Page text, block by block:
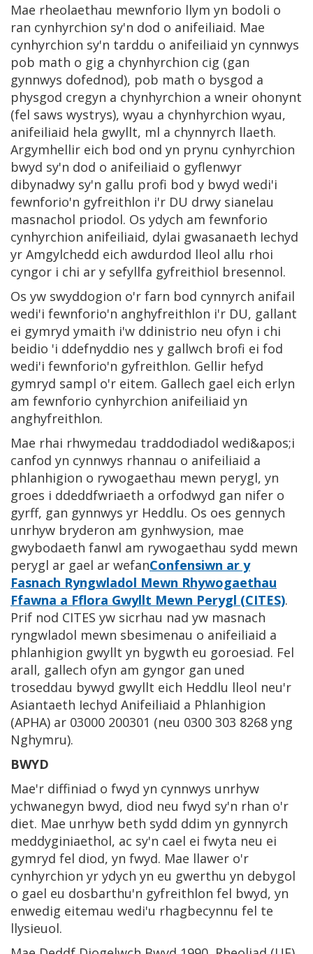
Mae rheolaethau mewnforio llym yn bodoli o
ran cynhyrchion sy'n dod o anifeiliaid. Mae
cynhyrchion sy'n tarddu o anifeiliaid yn cynnwys
pob math o gig a chynhyrchion cig (gan
gynnwys dofednod), pob math o bysgod a
physgod cregyn a chynhyrchion a wneir ohonynt
(fel saws wystrys), wyau a chynhyrchion wyau,
anifeiliaid hela gwyllt, ml a chynnyrch llaeth.
Argymhellir eich bod ond yn prynu cynhyrchion
bwyd sy'n dod o anifeiliaid o gyflenwyr
dibynadwy sy'n gallu profi bod y bwyd wedi'i
fewnforio'n gyfreithlon i'r DU drwy sianelau
masnachol priodol. Os ydych am fewnforio
cynhyrchion anifeiliaid, dylai gwasanaeth Iechyd
yr Amgylchedd eich awdurdod lleol allu rhoi
cyngor i chi ar y sefyllfa gyfreithiol bresennol.
Os yw swyddogion o'r farn bod cynnyrch anifail
wedi'i fewnforio'n anghyfreithlon i'r DU, gallant
ei gymryd ymaith i'w ddinistrio neu ofyn i chi
beidio 'i ddefnyddio nes y gallwch brofi ei fod
wedi'i fewnforio'n gyfreithlon. Gellir hefyd
gymryd sampl o'r eitem. Gallech gael eich erlyn
am fewnforio cynhyrchion anifeiliaid yn
anghyfreithlon.
Mae rhai rhwymedau traddodiadol wedi&apos;i
canfod yn cynnwys rhannau o anifeiliaid a
phlanhigion o rywogaethau mewn perygl, yn
groes i ddeddfwriaeth a orfodwyd gan nifer o
gyrff, gan gynnwys yr Heddlu. Os oes gennych
unrhyw bryderon am gynhwysion, mae
gwybodaeth fanwl am rywogaethau sydd mewn
perygl ar gael ar wefanConfensiwn ar y
Fasnach Ryngwladol Mewn Rhywogaethau
Ffawna a Fflora Gwyllt Mewn Perygl (CITES).
Prif nod CITES yw sicrhau nad yw masnach
ryngwladol mewn sbesimenau o anifeiliaid a
phlanhigion gwyllt yn bygwth eu goroesiad. Fel
arall, gallech ofyn am gyngor gan uned
troseddau bywyd gwyllt eich Heddlu lleol neu'r
Asiantaeth Iechyd Anifeiliaid a Phlanhigion
(APHA) ar 03000 200301 (neu 0300 303 8268 yng
Nghymru).
BWYD
Mae'r diffiniad o fwyd yn cynnwys unrhyw
ychwanegyn bwyd, diod neu fwyd sy'n rhan o'r
diet. Mae unrhyw beth sydd ddim yn gynnyrch
meddyginiaethol, ac sy'n cael ei fwyta neu ei
gymryd fel diod, yn fwyd. Mae llawer o'r
cynhyrchion yr ydych yn eu gwerthu yn debygol
o gael eu dosbarthu'n gyfreithlon fel bwyd, yn
enwedig eitemau wedi'u rhagbecynnu fel te
llysieuol.